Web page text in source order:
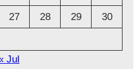
27 28 29
30
Jul